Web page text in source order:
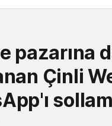
pazarına
Çinli